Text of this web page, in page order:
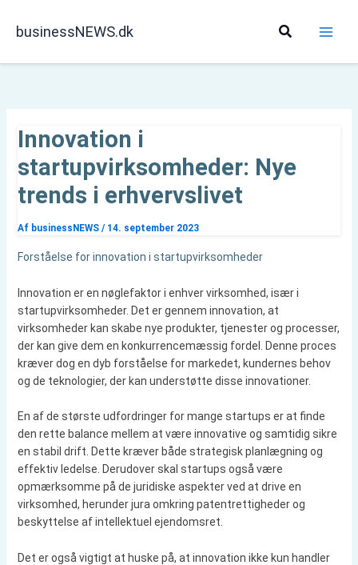
businessNEWS.dk Søg
Innovation i
startupvirksomheder: Nye
trends i erhvervslivet
Af businessNEWS / 14. september 2023
Forståelse for innovation i startupvirksomheder
Innovation er en nøglefaktor i enhver virksomhed, især i
startupvirksomheder. Det er gennem innovation, at
virksomheder kan skabe nye produkter, tjenester og processer,
der kan give dem en konkurrencemæssig fordel. Denne proces
kræver dog en dyb forståelse for markedet, kundernes behov
og de teknologier, der kan understøtte disse innovationer.
En af de største udfordringer for mange startups er at finde
den rette balance mellem at være innovative og samtidig sikre
en stabil drift. Dette kræver både strategisk planlægning og
effektiv ledelse. Derudover skal startups også være
opmærksomme på de juridiske aspekter ved at drive en
virksomhed, herunder jura omkring patentrettigheder og
beskyttelse af intellektuel ejendomsret.
Det er også vigtigt at huske på, at innovation ikke kun handler